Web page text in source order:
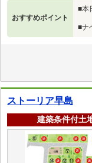
おすすめポイント
■本
■ナ
ストーリア早島
建築条件付土